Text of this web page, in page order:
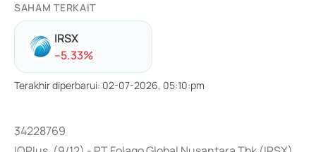
SAHAM TERKAIT
IRSX
--5.33%
Terakhir diperbarui: 02-07-2026, 05:10:pm
34228769